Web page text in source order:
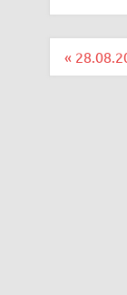
«